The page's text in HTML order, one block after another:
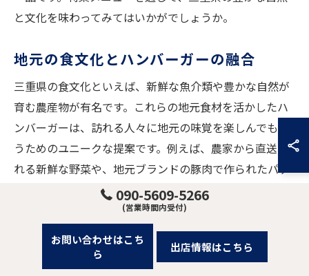
と文化を味わってみてはいかがでしょうか。
地元の食文化とハンバーガーの融合
三重県の食文化といえば、新鮮な魚介類や豊かな自然が
育む農産物が有名です。これらの地元食材を活かしたハ
ンバーガーは、訪れる人々に地元の味覚を楽しんでもら
うためのユニークな提案です。例えば、農家から直送さ
れる新鮮な野菜や、地元ブランドの豚肉で作られたパテ
ィは、地元の風味を感じることができます。さらに、地
元の味噌や醤油を使った特製ソースが、ハンバーガーに
奥深い味わいを与えています。これらの要素が見事に融
合することで、三重県ならではの一味違うハンバーガー
が誕生します。地元の食文化を体感できる一品として、
090-5609-5266
(営業時間内受付)
お問い合わせはこち
ら
出店情報はこちら